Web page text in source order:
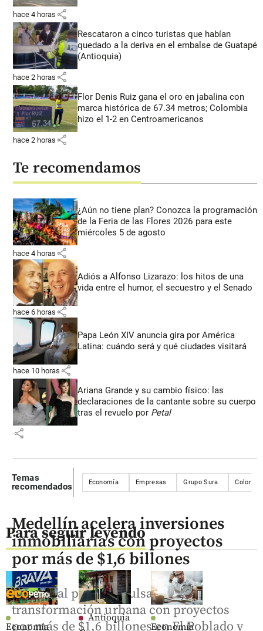
hace 4 horas share
Rescataron a cinco turistas que habían
quedado a la deriva en el embalse de Guatapé
(Antioquia)
hace 2 horas share
Flor Denis Ruiz gana el oro en jabalina con
marca histórica de 67.34 metros; Colombia
hizo el 1-2 en Centroamericanos
hace 2 horas share
Te recomendamos
¿Aún no tiene plan? Conozca la programación
de la Feria de las Flores 2026 para este
miércoles 5 de agosto
hace 4 horas share
Adiós a Alfonso Lizarazo: los hitos de una
vida entre el humor, el secuestro y el Senado
hace 6 horas share
Papa León XIV anuncia gira por América
Latina: cuándo será y qué ciudades visitará
hace 10 horas share
Ariana Grande y su cambio físico: las
declaraciones de la cantante sobre su cuerpo
tras el revuelo por Petal
share
Temas
recomendados
Economía Empresas Grupo Sura
Para seguir leyendo
Economía
Antioquia
Economía
Medellín acelera inversiones
inmobiliarias con proyectos
por más de $1,6 billones
La capital paisa impulsa su
transformación urbana con proyectos
por más de $1,6 billones en El Poblado y